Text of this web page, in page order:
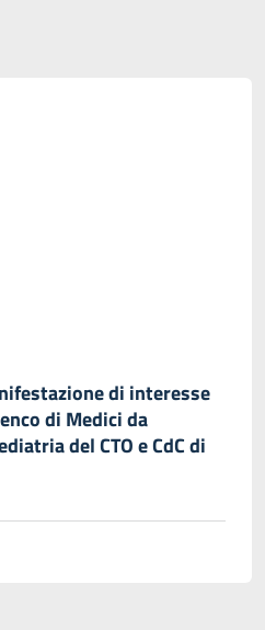
di interesse
di Medici da
del CTO e CdC di